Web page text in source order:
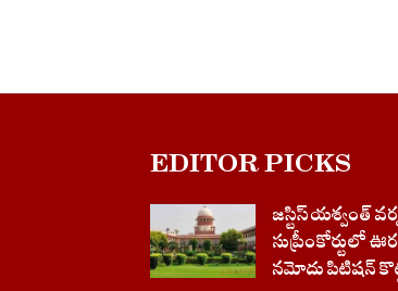
EDITOR PICKS
జస్టిస్ యశ్వంత్
సుప్రీంకోర్టులో
నమోదు పిటిషన్